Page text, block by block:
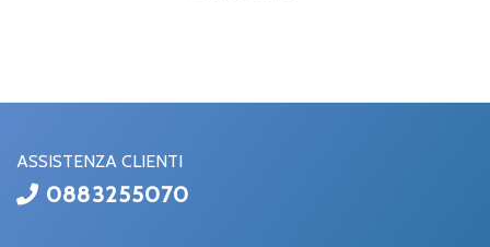
ASSISTENZA CLIENTI
0883255070